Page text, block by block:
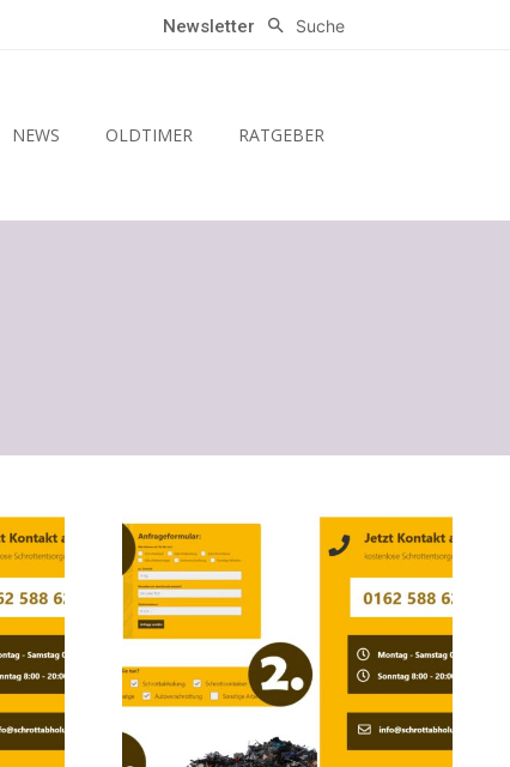
Newsletter Suche
NEWS OLDTIMER RATGEBER